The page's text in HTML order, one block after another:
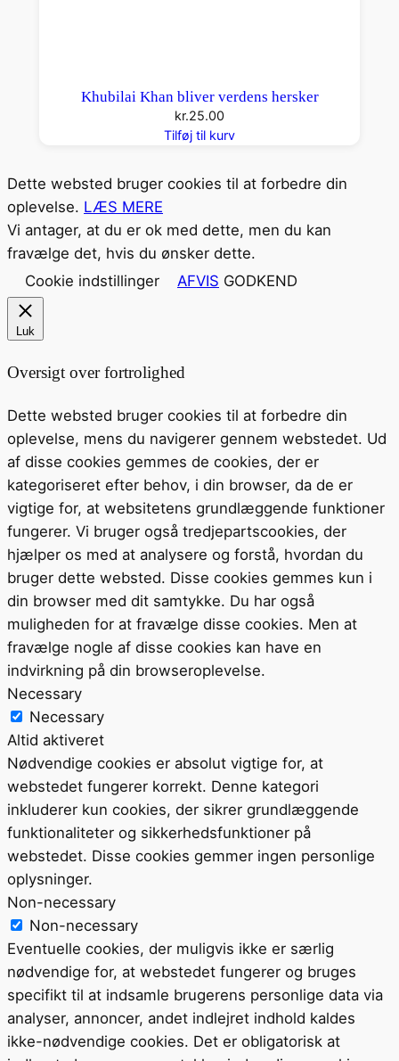
Khubilai Khan bliver verdens hersker
kr.25.00
Tilføj til kurv
Dette websted bruger cookies til at forbedre din
oplevelse. LÆS MERE
Vi antager, at du er ok med dette, men du kan
fravælge det, hvis du ønsker dette.
Cookie indstillinger
AFVIS GODKEND
Luk
Oversigt over fortrolighed
Dette websted bruger cookies til at forbedre din
oplevelse, mens du navigerer gennem webstedet. Ud
af disse cookies gemmes de cookies, der er
kategoriseret efter behov, i din browser, da de er
vigtige for, at websitetens grundlæggende funktioner
fungerer. Vi bruger også tredjepartscookies, der
hjælper os med at analysere og forstå, hvordan du
bruger dette websted. Disse cookies gemmes kun i
din browser med dit samtykke. Du har også
muligheden for at fravælge disse cookies. Men at
fravælge nogle af disse cookies kan have en
indvirkning på din browseroplevelse.
Necessary
Necessary
Altid aktiveret
Nødvendige cookies er absolut vigtige for, at
webstedet fungerer korrekt. Denne kategori
inkluderer kun cookies, der sikrer grundlæggende
funktionaliteter og sikkerhedsfunktioner på
webstedet. Disse cookies gemmer ingen personlige
oplysninger.
Non-necessary
Non-necessary
Eventuelle cookies, der muligvis ikke er særlig
nødvendige for, at webstedet fungerer og bruges
specifikt til at indsamle brugerens personlige data via
analyser, annoncer, andet indlejret indhold kaldes
ikke-nødvendige cookies. Det er obligatorisk at